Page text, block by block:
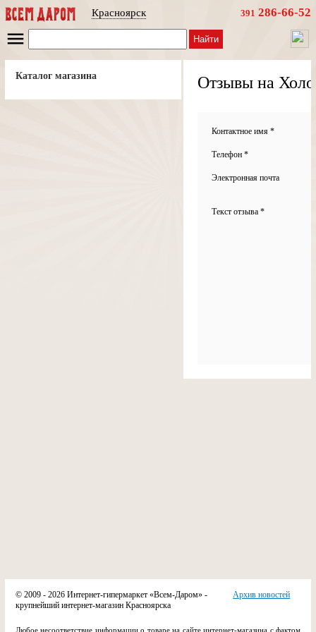
Красноярск 391 286-66-52
Найти
Каталог магазина Отзывы на
Контактное имя *
Телефон *
Электронная почта
Текст отзыва *
Архив новостей
© 2009 - 2026 Интернет-гипермаркет «Всем-Даром» -
крупнейший интернет-магазин Красноярска
Любое несоответствие информации о товаре на сайте интернет-магазина с фактом